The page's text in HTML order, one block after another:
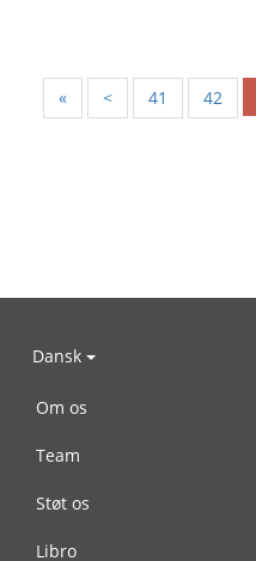
« < 41 42
Dansk
Om os
Team
Støt os
Libro